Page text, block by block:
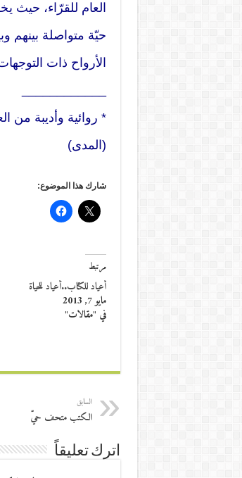
العام للقرّاء، حيث
حيّة متواصلة بينهم
الأرواح ذات
* روائية وأديبة من
(المدى)
شارك هذا الموضوع:
مرتبط
أعياد للكتاب..أعياد للحياة
مايو 7, 2013
في "مقالات"
السابق
الكتب متحف حيّ
اترك تعليقاً